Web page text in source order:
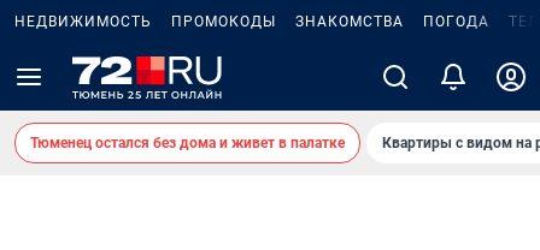
НЕДВИЖИМОСТЬ ПРОМОКОДЫ ЗНАКОМСТВА ПОГОДА
Тюменец остался без дома и живет в палатке Квартиры с видом на